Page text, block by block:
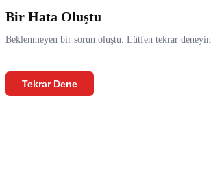
Bir Hata Oluştu
Beklenmeyen bir sorun oluştu. Lütfen tekrar deneyin.
Tekrar Dene